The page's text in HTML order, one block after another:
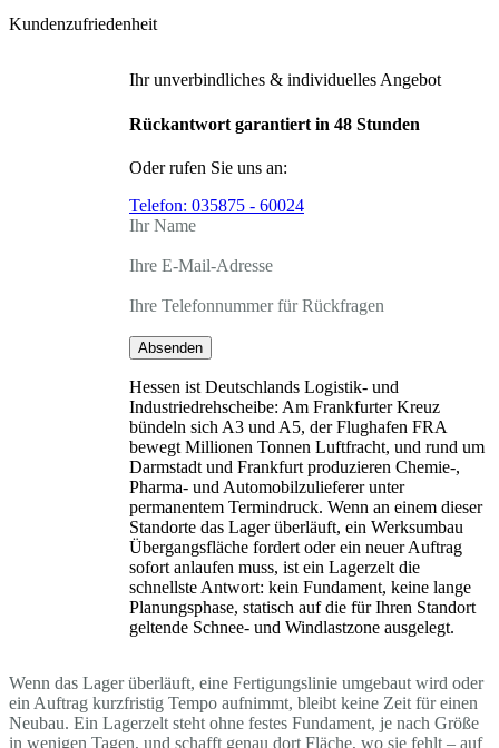
Kundenzufriedenheit
Ihr unverbindliches & individuelles Angebot
Rückantwort garantiert in 48 Stunden
Oder rufen Sie uns an:
Telefon: 035875 - 60024
Ihr Name
Ihre E-Mail-Adresse
Ihre Telefonnummer für Rückfragen
Absenden
Hessen ist Deutschlands Logistik- und
Industriedrehscheibe: Am Frankfurter Kreuz
bündeln sich A3 und A5, der Flughafen FRA
bewegt Millionen Tonnen Luftfracht, und rund um
Darmstadt und Frankfurt produzieren Chemie-,
Pharma- und Automobilzulieferer unter
permanentem Termindruck. Wenn an einem dieser
Standorte das Lager überläuft, ein Werksumbau
Übergangsfläche fordert oder ein neuer Auftrag
sofort anlaufen muss, ist ein Lagerzelt die
schnellste Antwort: kein Fundament, keine lange
Planungsphase, statisch auf die für Ihren Standort
geltende Schnee- und Windlastzone ausgelegt.
Wenn das Lager überläuft, eine Fertigungslinie umgebaut wird oder
ein Auftrag kurzfristig Tempo aufnimmt, bleibt keine Zeit für einen
Neubau. Ein Lagerzelt steht ohne festes Fundament, je nach Größe
in wenigen Tagen, und schafft genau dort Fläche, wo sie fehlt – auf